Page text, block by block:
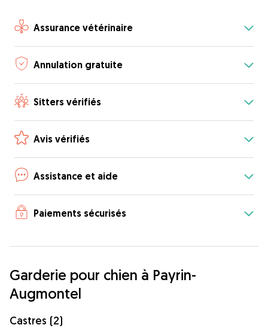
Assurance vétérinaire
Annulation gratuite
Sitters vérifiés
Avis vérifiés
Assistance et aide
Paiements sécurisés
Garderie pour chien à Payrin-
Augmontel
Castres (2)